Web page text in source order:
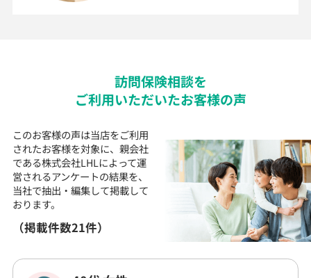
訪問保険相談を
ご利用いただいたお客様の声
このお客様の声は当店をご利用
されたお客様を対象に、 親会社
である株式会社LHLによって運
営されるアンケートの結果を、
当社で抽出・編集して掲載して
おります。
（掲載件数21件）